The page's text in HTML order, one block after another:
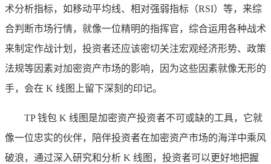
术分析指标，如移动平均线、相对强弱指标（RSI）等，来综
合判断市场行情，就像一位精明的指挥官，综合运用各种战术
来制定作战计划，投资者还应该密切关注宏观经济形势、政策
法规等因素对加密资产市场的影响，因为这些因素就像无形的
手，会在 K 线图上留下深刻的印记。
TP 钱包 K 线图是加密资产投资者不可或缺的工具，它就
像一位忠实的伙伴，陪伴投资者在加密资产市场的海洋中乘风
破浪，通过深入研究和分析 K 线图，投资者可以更好地把握